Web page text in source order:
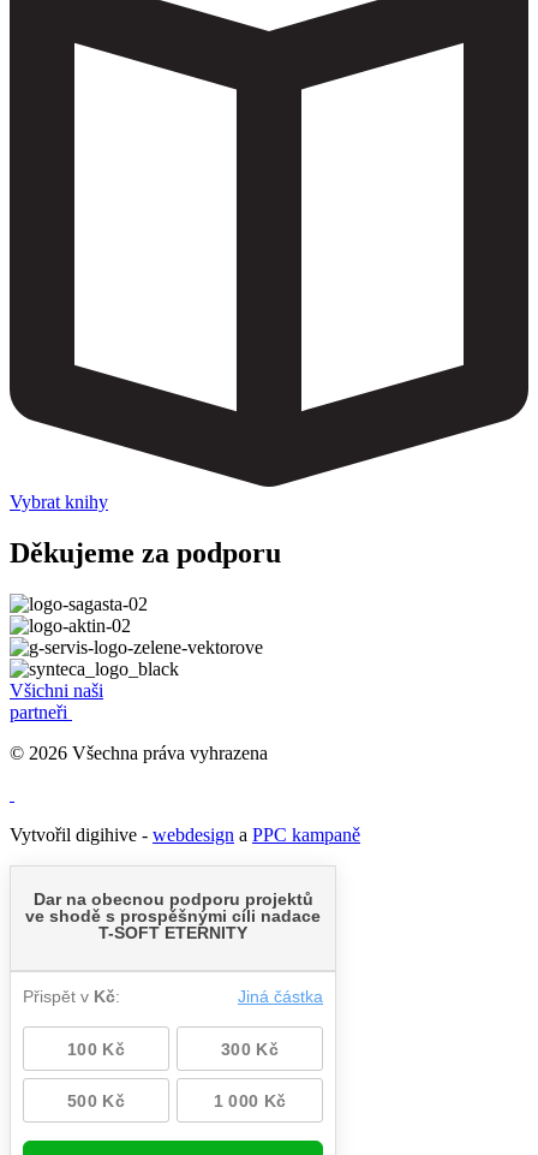
Vybrat knihy
Děkujeme za podporu
Všichni naši
partneři
© 2026 Všechna práva vyhrazena
Vytvořil digihive - webdesign a PPC kampaně